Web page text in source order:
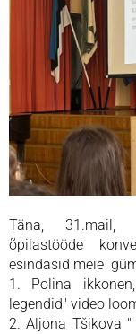
Täna, 31.mail,
õpilastööde
esindasid meie
1. Polina
legendid" video
2. Aljona Tšikova